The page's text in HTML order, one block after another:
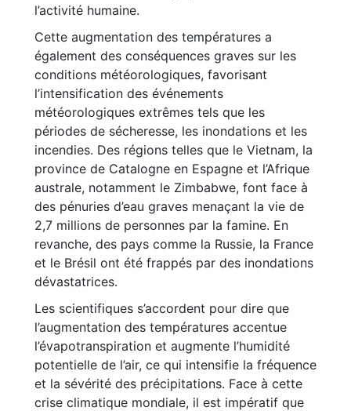
l’activité humaine.
Cette augmentation des températures a
également des conséquences graves sur les
conditions météorologiques, favorisant
l’intensification des événements
météorologiques extrêmes tels que les
périodes de sécheresse, les inondations et les
incendies. Des régions telles que le Vietnam, la
province de Catalogne en Espagne et l’Afrique
australe, notamment le Zimbabwe, font face à
des pénuries d’eau graves menaçant la vie de
2,7 millions de personnes par la famine. En
revanche, des pays comme la Russie, la France
et le Brésil ont été frappés par des inondations
dévastatrices.
Les scientifiques s’accordent pour dire que
l’augmentation des températures accentue
l’évapotranspiration et augmente l’humidité
potentielle de l’air, ce qui intensifie la fréquence
et la sévérité des précipitations. Face à cette
crise climatique mondiale, il est impératif que